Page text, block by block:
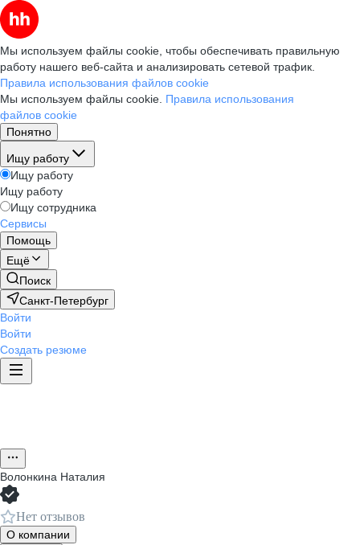
Мы используем файлы cookie, чтобы обеспечивать правильную
работу нашего веб-сайта и анализировать сетевой трафик.
Правила использования файлов cookie
Мы используем файлы cookie. Правила использования
файлов cookie
Понятно
Ищу работу
Ищу работу
Ищу работу
Ищу сотрудника
Сервисы
Помощь
Ещё
Поиск
Санкт-Петербург
Войти
Войти
Создать резюме
Волонкина Наталия
Нет отзывов
О компании